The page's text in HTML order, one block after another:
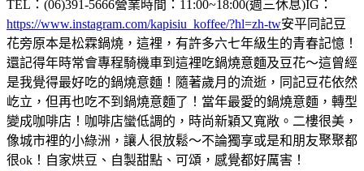
TEL：(06)391-5666營業時間：11:00~18:00(週三休息)IG：
https://www.instagram.com/kapisiu_koffee/?hl=zh-tw安平同記豆
花旁原本是松霖鍋燒，這裡，有許多六七年級生的青春記憶！
還記得年時常會專程騎機車到這裡吃鍋燒意麵及豆花～這曾經
是我覺得最好吃的鍋燒意麵！隨著歲月的流逝，同記豆花依然
屹立，但再也吃不到鍋燒意麵了！當年最愛的鍋燒意麵，轉型
變成咖啡店！咖啡店蠻低調的，時尚新穎又寬敞。二樓很美，
像城市裡的小綠洲，讓人很放鬆～不論獨享或是和朋友聚聚都
很ok！自家烘豆、自製甜點、可頌，感覺都好厲害！